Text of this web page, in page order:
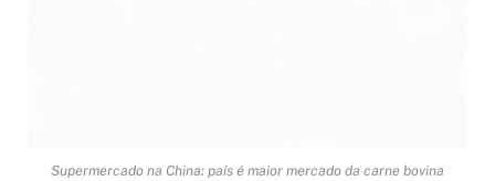
Supermercado na China: país é maior mercado da carne bovina